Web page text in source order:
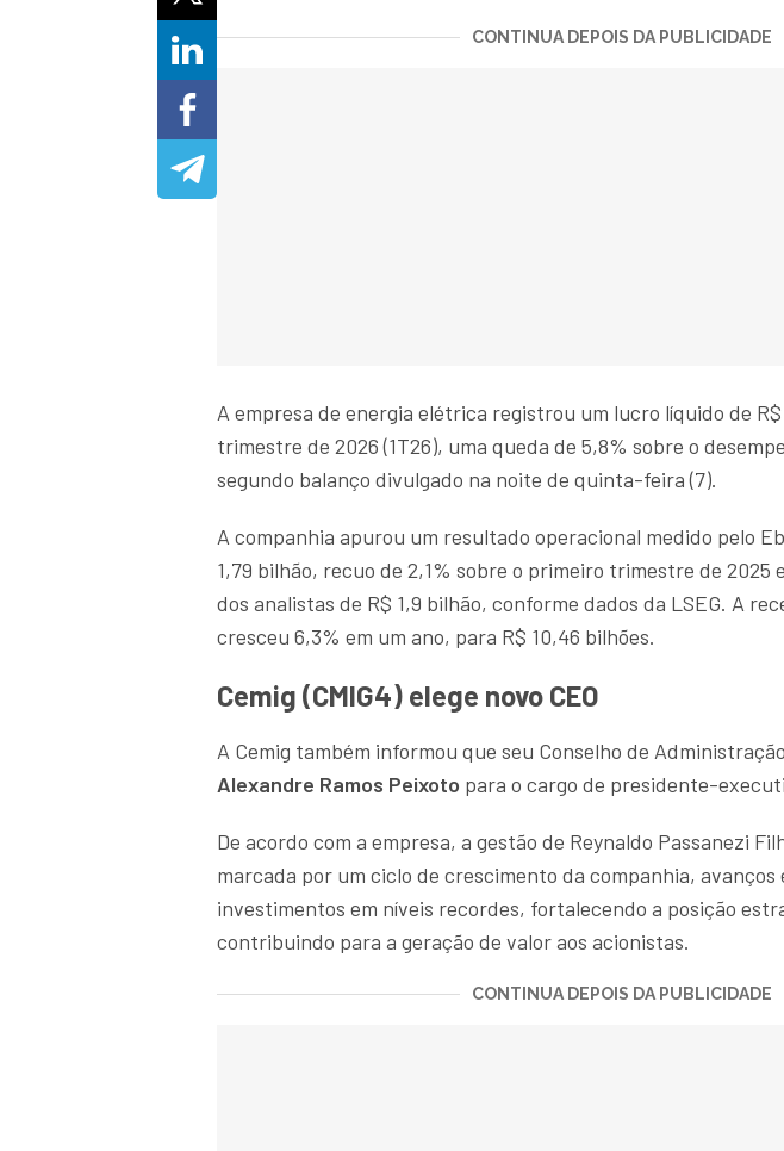
CONTINUA DEPOIS DA PUBLICIDADE
A empresa de energia elétrica registrou um lucro líquido de
trimestre de 2026 (1T26), uma queda de 5,8% sobre o
segundo balanço divulgado na noite de quinta-feira (7).
A companhia apurou um resultado operacional medido pelo
1,79 bilhão, recuo de 2,1% sobre o primeiro trimestre de 2025
dos analistas de R$ 1,9 bilhão, conforme dados da LSEG. A
cresceu 6,3% em um ano, para R$ 10,46 bilhões.
Cemig (CMIG4) elege novo CEO
A Cemig também informou que seu Conselho de
Alexandre Ramos Peixoto para o cargo de presidente-
De acordo com a empresa, a gestão de Reynaldo Passanezi
marcada por um ciclo de crescimento da companhia,
investimentos em níveis recordes, fortalecendo a posição
contribuindo para a geração de valor aos acionistas.
CONTINUA DEPOIS DA PUBLICIDADE